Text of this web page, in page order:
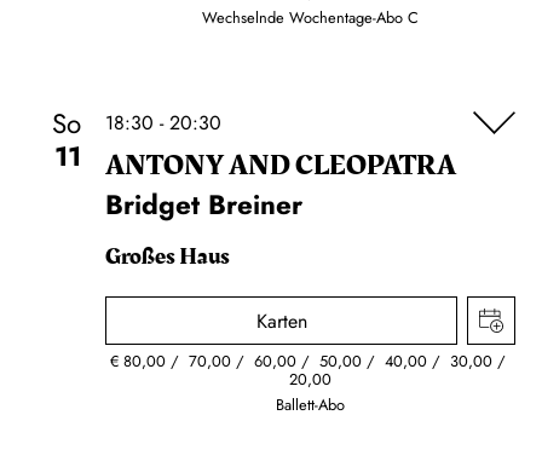
Wechselnde Wochentage-Abo C
So
11
18:30 - 20:30
ANTONY AND CLEOPATRA
Bridget Breiner
Großes Haus
Karten
€80,00 70,00 60,00 50,00 40,00 30,00
20,00
Ballett-Abo